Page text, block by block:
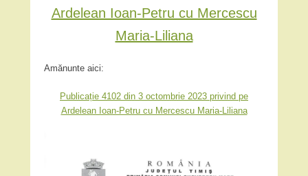
Ardelean Ioan-Petru cu Mercescu
Maria-Liliana
Amănunte aici:
Publicație 4102 din 3 octombrie 2023 privind pe
Ardelean Ioan-Petru cu Mercescu Maria-Liliana